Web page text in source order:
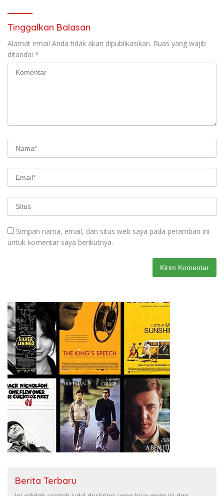
Tinggalkan Balasan
Alamat email Anda tidak akan dipublikasikan. Ruas yang wajib
ditandai *
Simpan nama, email, dan situs web saya pada peramban ini
untuk komentar saya berikutnya.
Berita Terbaru